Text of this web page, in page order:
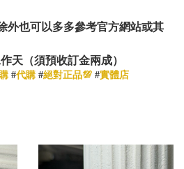
外也可以多多參考官方網站或其
天（須預收訂金兩成）
#代購 #絕對正品💯 #實體店